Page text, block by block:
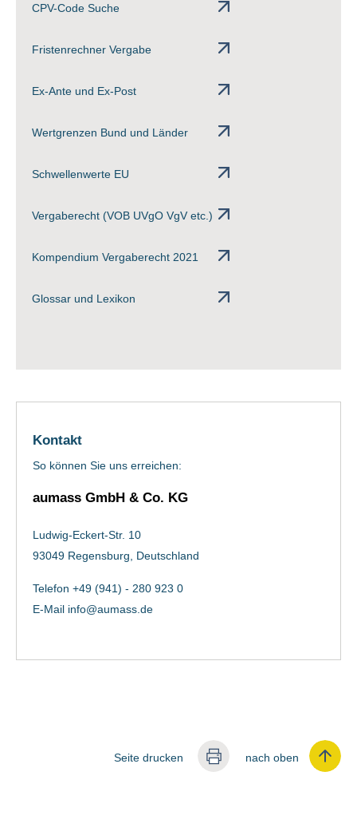
CPV-Code Suche
Fristenrechner Vergabe
Ex-Ante und Ex-Post
Wertgrenzen Bund und Länder
Schwellenwerte EU
Vergaberecht (VOB UVgO VgV etc.)
Kompendium Vergaberecht 2021
Glossar und Lexikon
Kontakt
So können Sie uns erreichen:
aumass GmbH & Co. KG
Ludwig-Eckert-Str. 10
93049 Regensburg, Deutschland
Telefon +49 (941) - 280 923 0
E-Mail info@aumass.de
nach oben
Seite drucken